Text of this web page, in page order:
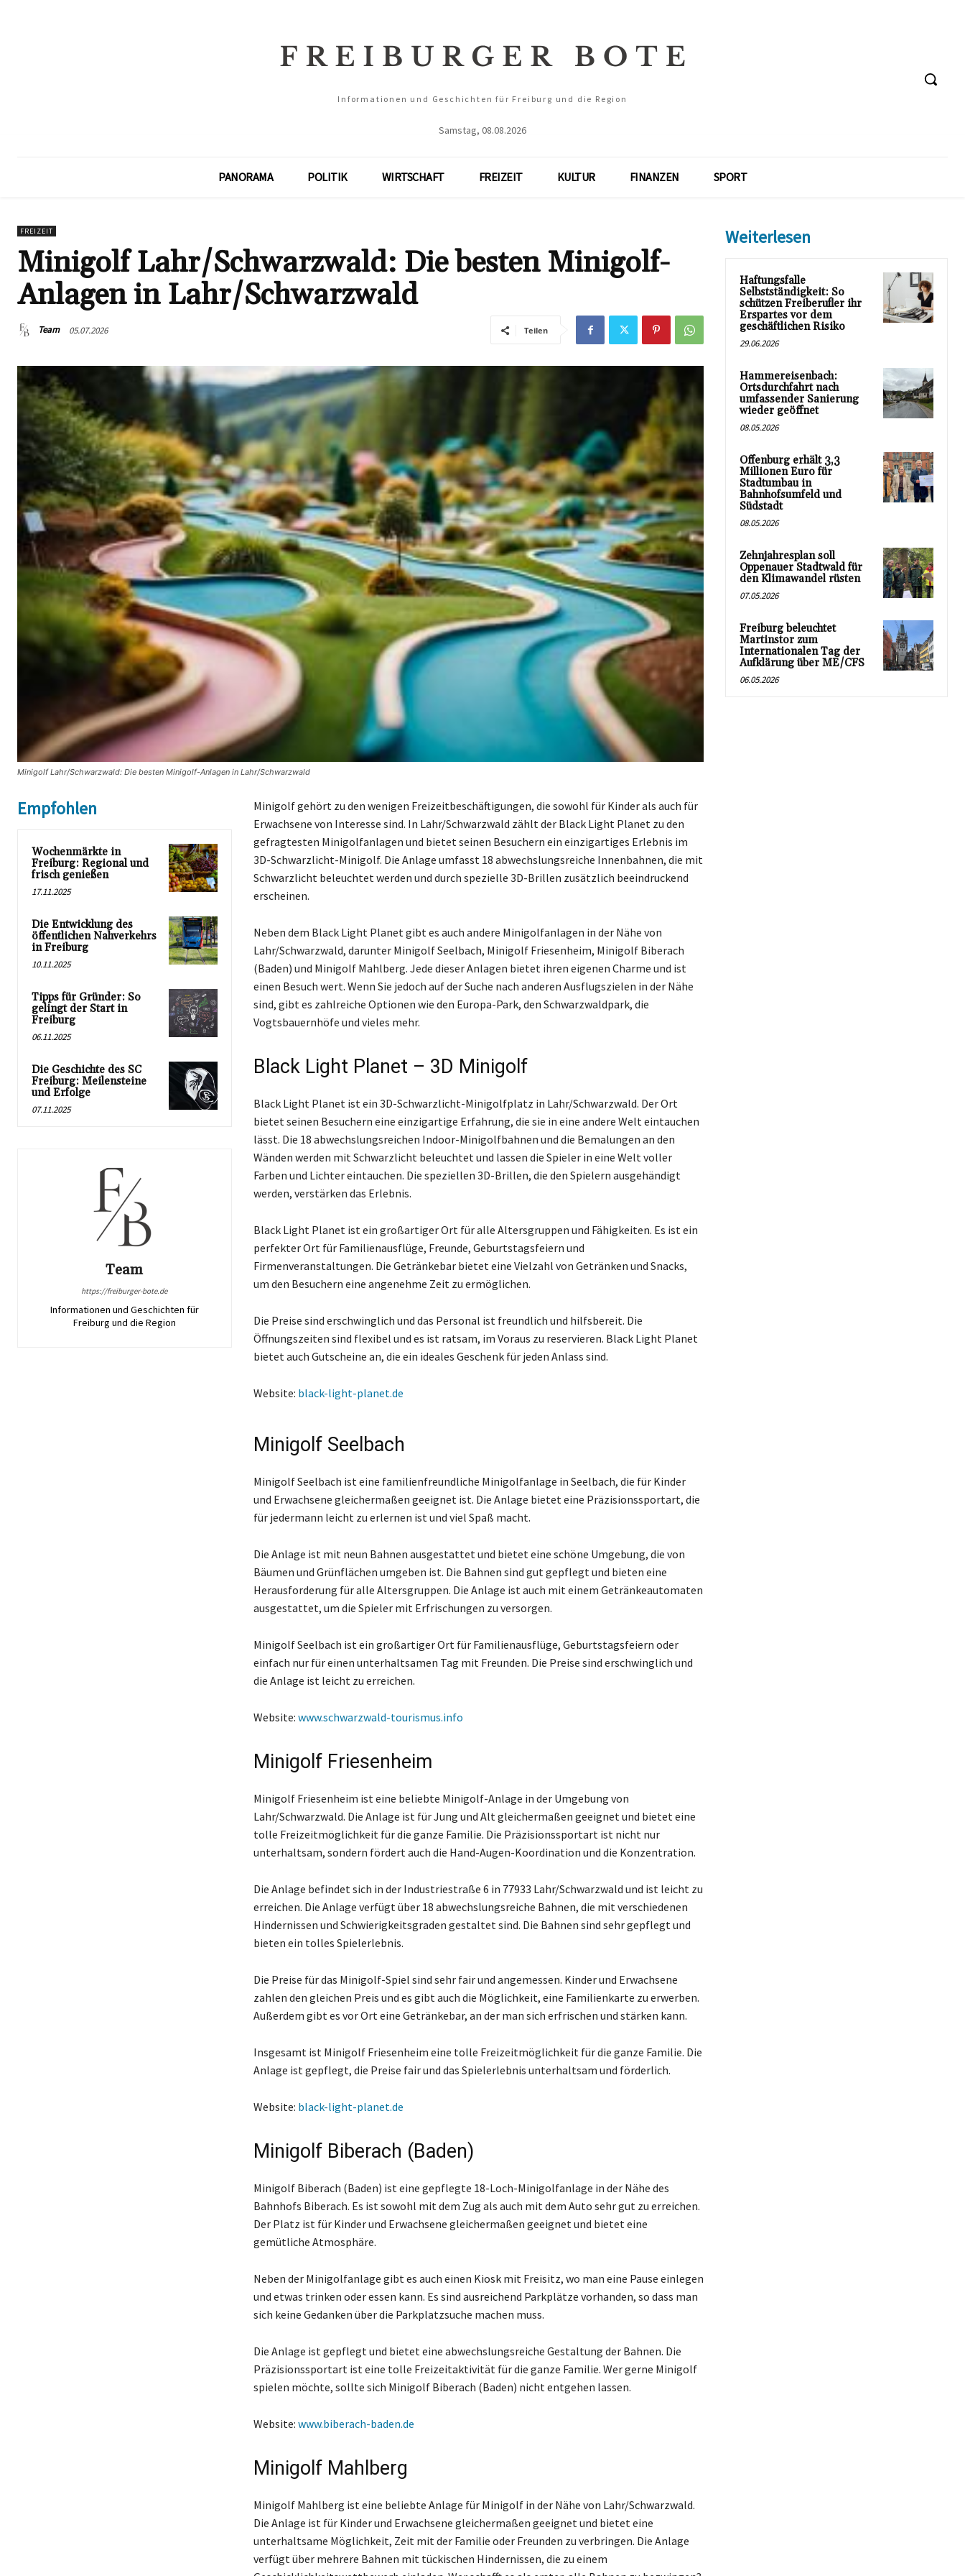
Informationen und Geschichten für Freiburg und die Region
Samstag, 08.08.2026
PANORAMA POLITIK WIRTSCHAFT FREIZEIT KULTUR FINANZEN SPORT
FREIZEIT
Minigolf Lahr/Schwarzwald: Die besten Minigolf-
Anlagen in Lahr/Schwarzwald
Team 05.07.2026 Teilen
Minigolf Lahr/Schwarzwald: Die besten Minigolf-Anlagen in Lahr/Schwarzwald
Empfohlen
Wochenmärkte in
Freiburg: Regional und
frisch genießen
17.11.2025
Die Entwicklung des
öffentlichen Nahverkehrs
in Freiburg
10.11.2025
Tipps für Gründer: So
gelingt der Start in
Freiburg
06.11.2025
Die Geschichte des SC
Freiburg: Meilensteine
und Erfolge
07.11.2025
Team
https://freiburger-bote.de
Informationen und Geschichten für
Freiburg und die Region
Minigolf gehört zu den wenigen Freizeitbeschäftigungen, die sowohl für Kinder als auch für
Erwachsene von Interesse sind. In Lahr/Schwarzwald zählt der Black Light Planet zu den
gefragtesten Minigolfanlagen und bietet seinen Besuchern ein einzigartiges Erlebnis im
3D-Schwarzlicht-Minigolf. Die Anlage umfasst 18 abwechslungsreiche Innenbahnen, die mit
Schwarzlicht beleuchtet werden und durch spezielle 3D-Brillen zusätzlich beeindruckend
erscheinen.
Neben dem Black Light Planet gibt es auch andere Minigolfanlagen in der Nähe von
Lahr/Schwarzwald, darunter Minigolf Seelbach, Minigolf Friesenheim, Minigolf Biberach
(Baden) und Minigolf Mahlberg. Jede dieser Anlagen bietet ihren eigenen Charme und ist
einen Besuch wert. Wenn Sie jedoch auf der Suche nach anderen Ausflugszielen in der Nähe
sind, gibt es zahlreiche Optionen wie den Europa-Park, den Schwarzwaldpark, die
Vogtsbauernhöfe und vieles mehr.
Black Light Planet – 3D Minigolf
Black Light Planet ist ein 3D-Schwarzlicht-Minigolfplatz in Lahr/Schwarzwald. Der Ort
bietet seinen Besuchern eine einzigartige Erfahrung, die sie in eine andere Welt eintauchen
lässt. Die 18 abwechslungsreichen Indoor-Minigolfbahnen und die Bemalungen an den
Wänden werden mit Schwarzlicht beleuchtet und lassen die Spieler in eine Welt voller
Farben und Lichter eintauchen. Die speziellen 3D-Brillen, die den Spielern ausgehändigt
werden, verstärken das Erlebnis.
Black Light Planet ist ein großartiger Ort für alle Altersgruppen und Fähigkeiten. Es ist ein
perfekter Ort für Familienausflüge, Freunde, Geburtstagsfeiern und
Firmenveranstaltungen. Die Getränkebar bietet eine Vielzahl von Getränken und Snacks,
um den Besuchern eine angenehme Zeit zu ermöglichen.
Die Preise sind erschwinglich und das Personal ist freundlich und hilfsbereit. Die
Öffnungszeiten sind flexibel und es ist ratsam, im Voraus zu reservieren. Black Light Planet
bietet auch Gutscheine an, die ein ideales Geschenk für jeden Anlass sind.
Website: black-light-planet.de
Minigolf Seelbach
Minigolf Seelbach ist eine familienfreundliche Minigolfanlage in Seelbach, die für Kinder
und Erwachsene gleichermaßen geeignet ist. Die Anlage bietet eine Präzisionssportart, die
für jedermann leicht zu erlernen ist und viel Spaß macht.
Die Anlage ist mit neun Bahnen ausgestattet und bietet eine schöne Umgebung, die von
Bäumen und Grünflächen umgeben ist. Die Bahnen sind gut gepflegt und bieten eine
Herausforderung für alle Altersgruppen. Die Anlage ist auch mit einem Getränkeautomaten
ausgestattet, um die Spieler mit Erfrischungen zu versorgen.
Minigolf Seelbach ist ein großartiger Ort für Familienausflüge, Geburtstagsfeiern oder
einfach nur für einen unterhaltsamen Tag mit Freunden. Die Preise sind erschwinglich und
die Anlage ist leicht zu erreichen.
Website: www.schwarzwald-tourismus.info
Minigolf Friesenheim
Minigolf Friesenheim ist eine beliebte Minigolf-Anlage in der Umgebung von
Lahr/Schwarzwald. Die Anlage ist für Jung und Alt gleichermaßen geeignet und bietet eine
tolle Freizeitmöglichkeit für die ganze Familie. Die Präzisionssportart ist nicht nur
unterhaltsam, sondern fördert auch die Hand-Augen-Koordination und die Konzentration.
Die Anlage befindet sich in der Industriestraße 6 in 77933 Lahr/Schwarzwald und ist leicht zu
erreichen. Die Anlage verfügt über 18 abwechslungsreiche Bahnen, die mit verschiedenen
Hindernissen und Schwierigkeitsgraden gestaltet sind. Die Bahnen sind sehr gepflegt und
bieten ein tolles Spielerlebnis.
Die Preise für das Minigolf-Spiel sind sehr fair und angemessen. Kinder und Erwachsene
zahlen den gleichen Preis und es gibt auch die Möglichkeit, eine Familienkarte zu erwerben.
Außerdem gibt es vor Ort eine Getränkebar, an der man sich erfrischen und stärken kann.
Insgesamt ist Minigolf Friesenheim eine tolle Freizeitmöglichkeit für die ganze Familie. Die
Anlage ist gepflegt, die Preise fair und das Spielerlebnis unterhaltsam und förderlich.
Website: black-light-planet.de
Minigolf Biberach (Baden)
Minigolf Biberach (Baden) ist eine gepflegte 18-Loch-Minigolfanlage in der Nähe des
Bahnhofs Biberach. Es ist sowohl mit dem Zug als auch mit dem Auto sehr gut zu erreichen.
Der Platz ist für Kinder und Erwachsene gleichermaßen geeignet und bietet eine
gemütliche Atmosphäre.
Neben der Minigolfanlage gibt es auch einen Kiosk mit Freisitz, wo man eine Pause einlegen
und etwas trinken oder essen kann. Es sind ausreichend Parkplätze vorhanden, so dass man
sich keine Gedanken über die Parkplatzsuche machen muss.
Die Anlage ist gepflegt und bietet eine abwechslungsreiche Gestaltung der Bahnen. Die
Präzisionssportart ist eine tolle Freizeitaktivität für die ganze Familie. Wer gerne Minigolf
spielen möchte, sollte sich Minigolf Biberach (Baden) nicht entgehen lassen.
Website: www.biberach-baden.de
Minigolf Mahlberg
Minigolf Mahlberg ist eine beliebte Anlage für Minigolf in der Nähe von Lahr/Schwarzwald.
Die Anlage ist für Kinder und Erwachsene gleichermaßen geeignet und bietet eine
unterhaltsame Möglichkeit, Zeit mit der Familie oder Freunden zu verbringen. Die Anlage
verfügt über mehrere Bahnen mit tückischen Hindernissen, die zu einem
Weiterlesen
Haftungsfalle
Selbstständigkeit: So
schützen Freiberufler ihr
Erspartes vor dem
geschäftlichen Risiko
29.06.2026
Hammereisenbach:
Ortsdurchfahrt nach
umfassender Sanierung
wieder geöffnet
08.05.2026
Offenburg erhält 3,3
Millionen Euro für
Stadtumbau in
Bahnhofsumfeld und
Südstadt
08.05.2026
Zehnjahresplan soll
Oppenauer Stadtwald für
den Klimawandel rüsten
07.05.2026
Freiburg beleuchtet
Martinstor zum
Internationalen Tag der
Aufklärung über ME/CFS
06.05.2026